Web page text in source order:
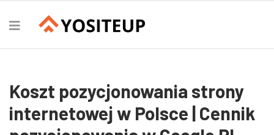
Koszt pozycjonowania strony
internetowej w Polsce | Cennik